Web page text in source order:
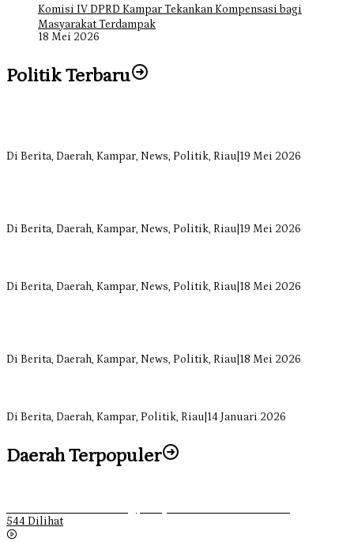
Komisi IV DPRD Kampar Tekankan Kompensasi bagi
Masyarakat Terdampak
18 Mei 2026
Politik Terbaru
Di Berita, Daerah, Kampar, News, Politik, Riau 19 Mei 2026
Di Berita, Daerah, Kampar, News, Politik, Riau 19 Mei 2026
Di Berita, Daerah, Kampar, News, Politik, Riau 18 Mei 2026
Di Berita, Daerah, Kampar, News, Politik, Riau 18 Mei 2026
Di Berita, Daerah, Kampar, Politik, Riau 14 Januari 2026
Daerah Terpopuler
544 Dilihat